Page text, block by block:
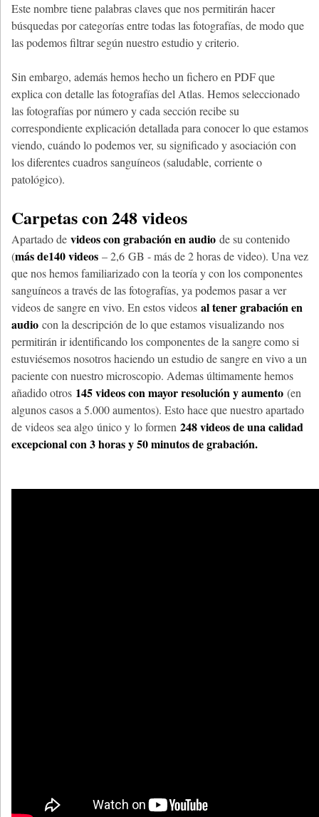
Este nombre tiene palabras claves que nos permitirán hacer
búsquedas por categorías entre todas las fotografías, de modo que
las podemos filtrar según nuestro estudio y criterio.
Sin embargo, además hemos hecho un fichero en PDF que
explica con detalle las fotografías del Atlas. Hemos seleccionado
las fotografías por número y cada sección recibe su
correspondiente explicación detallada para conocer lo que estamos
viendo, cuándo lo podemos ver, su significado y asociación con
los diferentes cuadros sanguíneos (saludable, corriente o
patológico).
Carpetas con 248 videos
Apartado de videos con grabación en audio de su contenido
(más de140 videos – 2,6 GB - más de 2 horas de video). Una vez
que nos hemos familiarizado con la teoría y con los componentes
sanguíneos a través de las fotografías, ya podemos pasar a ver
videos de sangre en vivo. En estos videos al tener grabación en
audio con la descripción de lo que estamos visualizando nos
permitirán ir identificando los componentes de la sangre como si
estuviésemos nosotros haciendo un estudio de sangre en vivo a un
paciente con nuestro microscopio. Ademas últimamente hemos
añadido otros 145 videos con mayor resolución y aumento (en
algunos casos a 5.000 aumentos). Esto hace que nuestro apartado
de videos sea algo único y lo formen 248 videos de una calidad
excepcional con 3 horas y 50 minutos de grabación.